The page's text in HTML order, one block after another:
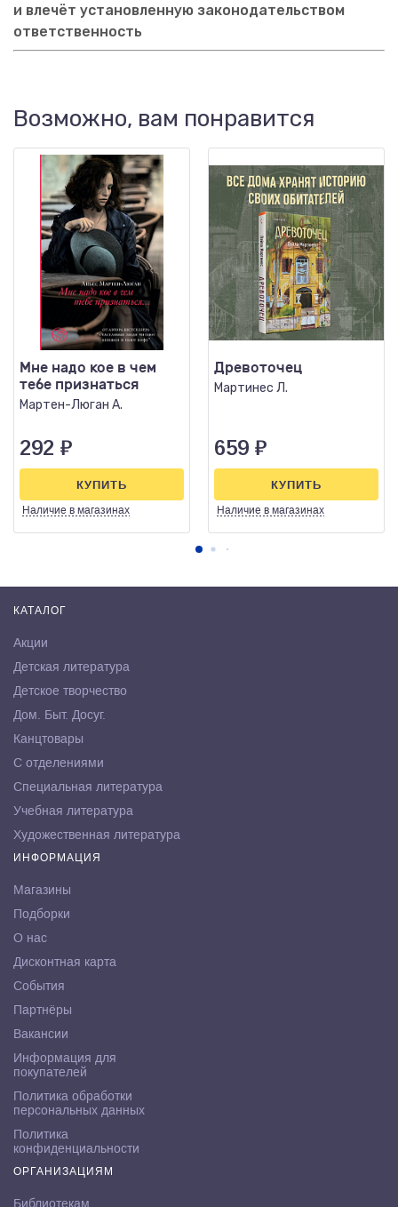
и влечёт установленную законодательством
ответственность
Возможно, вам понравится
Мне надо кое в чем
тебе признаться
Мартен-Люган А.
292 ₽
Наличие в магазинах
КУПИТЬ
Древоточец
Мартинес Л.
659 ₽
Наличие в магазинах
КУПИТЬ
КАТАЛОГ
Акции
Детская литература
Детское творчество
Дом. Быт. Досуг.
Канцтовары
С отделениями
Специальная литература
Учебная литература
Художественная литература
ИНФОРМАЦИЯ
Магазины
Подборки
О нас
Дисконтная карта
События
Партнёры
Вакансии
Информация для
покупателей
Политика обработки
персональных данных
Политика
конфиденциальности
ОРГАНИЗАЦИЯМ
Библиотекам